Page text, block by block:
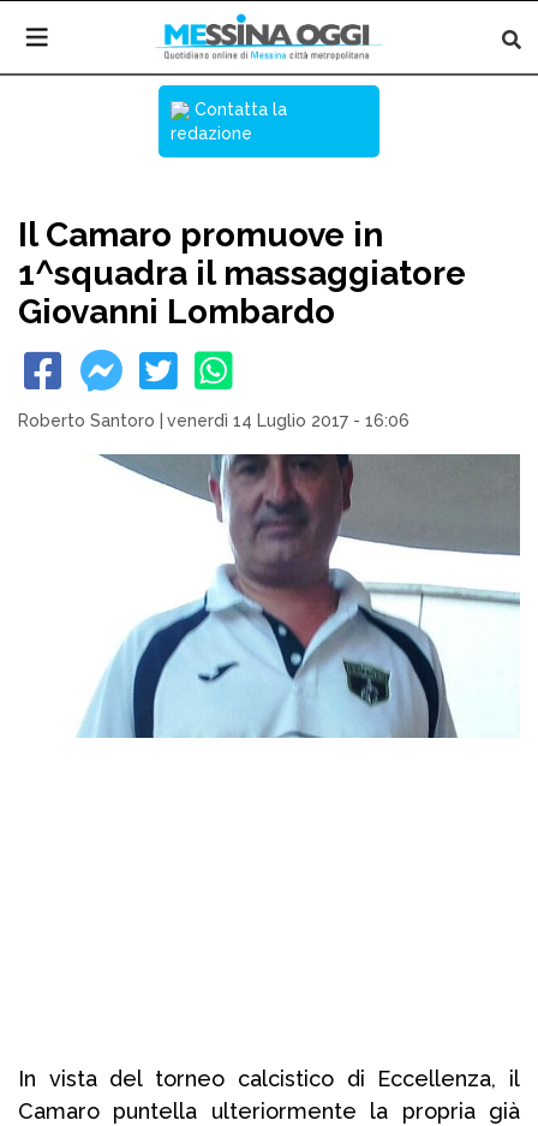
Contatta la
redazione
Il Camaro promuove in
1^squadra il massaggiatore
Giovanni Lombardo
Roberto Santoro venerdì 14 Luglio 2017 - 16:06
In vista del torneo calcistico di Eccellenza, il
Camaro puntella ulteriormente la propria già